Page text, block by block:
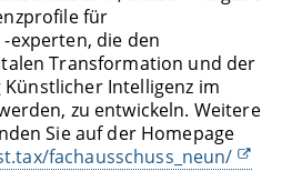
für
experten, die den
Transformation und der
Intelligenz im
zu entwickeln. Weitere
Sie auf der Homepage
fachausschuss_neun/